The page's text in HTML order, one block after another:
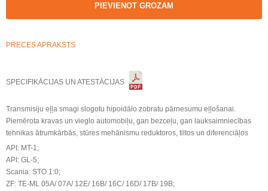
PIEVIENOT GROZAM
PRECES APRAKSTS
SPECIFIKĀCIJAS UN ATESTĀCIJAS
Transmisiju eļļa smagi slogotu hipoidālo zobratu pārnesumu eļļošanai.
Piemērota kravas un vieglo automobiļu, gan bezceļu, gan lauksaimniecības
tehnikas ātrumkārbās, stūres mehānismu reduktoros, tiltos un diferenciāļos
API: MT-1;
API: GL-5;
Scania: STO 1:0;
ZF: TE-ML 05A/ 07A/ 12E/ 16B/ 16C/ 16D/ 17B/ 19B;